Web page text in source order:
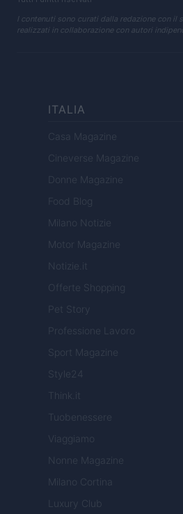
I contenuti sono curati dalla redazione con
realizzati in collaborazione con autori
ITALIA
Casa Magazine
Cineverse Magazine
Donne Magazine
Food Blog
Milano Notizie
Motor Magazine
Notizie.it
Offerte Shopping
Pet Story
Professione Lavoro
Sport Magazine
Style24
Think.it
Tuobenessere
Viaggiamo
Nonne Magazine
Milano Cortina
Luxury Club